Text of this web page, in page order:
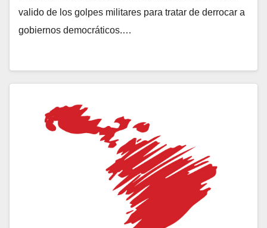
valido de los golpes militares para tratar de derrocar a
gobiernos democráticos.…